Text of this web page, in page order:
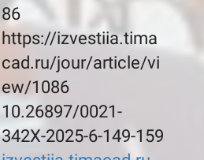
86
https://izvestiia.tima
cad.ru/jour/article/vi
ew/1086
10.26897/0021-
342X-2025-6-149-159